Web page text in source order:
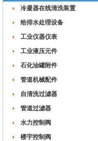
冷凝器在线清洗装置
给排水处理设备
工业仪器仪表
工业液压元件
石化油罐附件
管道机械配件
自清洗过滤器
管道过滤器
水力控制阀
楼宇控制阀